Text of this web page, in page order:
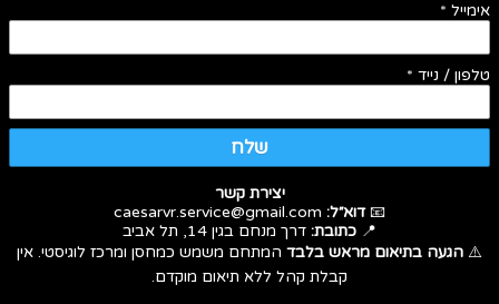
אימייל *
טלפון / נייד *
שלח
יצירת קשר
📧דוא״ל:
📍 כתובת: דרך מנחם בגין 14, תל אביב
⚠️ הגעה בתיאום מראש בלבד המתחם משמש כמחסן ומרכז לוגיסטי. אין
קבלת קהל ללא תיאום מוקדם.